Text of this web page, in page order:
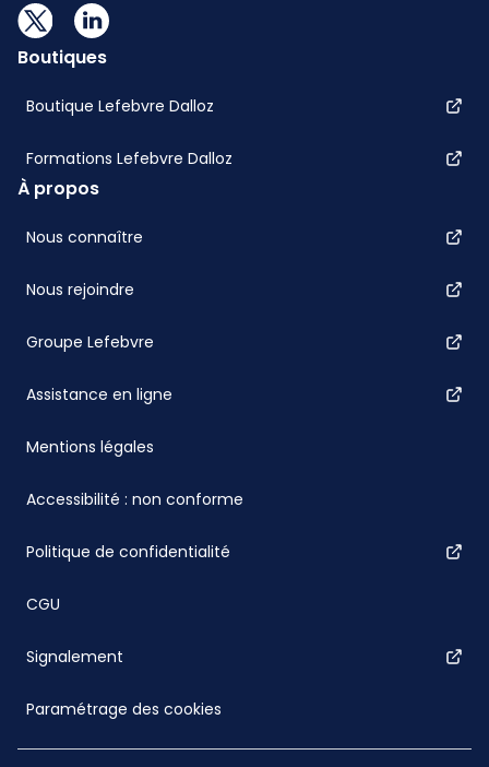
Boutiques
Boutique Lefebvre Dalloz
Formations Lefebvre Dalloz
À propos
Nous connaître
Nous rejoindre
Groupe Lefebvre
Assistance en ligne
Mentions légales
Accessibilité : non conforme
Politique de confidentialité
CGU
Signalement
Paramétrage des cookies